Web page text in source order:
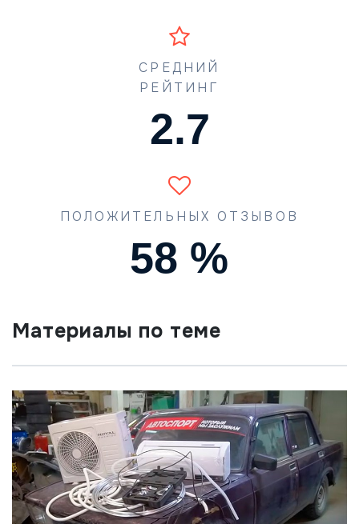
СРЕДНИЙ
РЕЙТИНГ
4.0
ПОЛОЖИТЕЛЬНЫХ ОТЗЫВОВ
87 %
Материалы по теме